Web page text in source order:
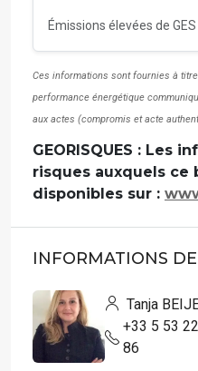
Émissions élevées de GES
Ces informations sont fournies à
performance énergétique
aux actes (compromis et acte
GEORISQUES : Les
risques auxquels ce
disponibles sur :
INFORMATIONS
Tanja
+33 5 53
86